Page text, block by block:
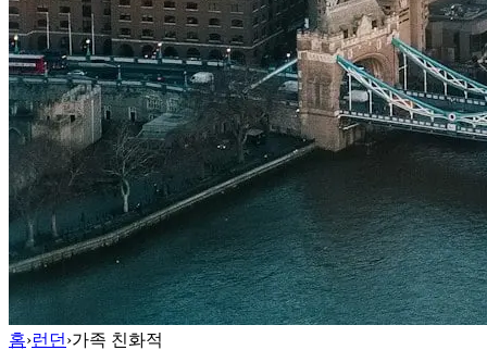
홈›런던 ›가족 친화적